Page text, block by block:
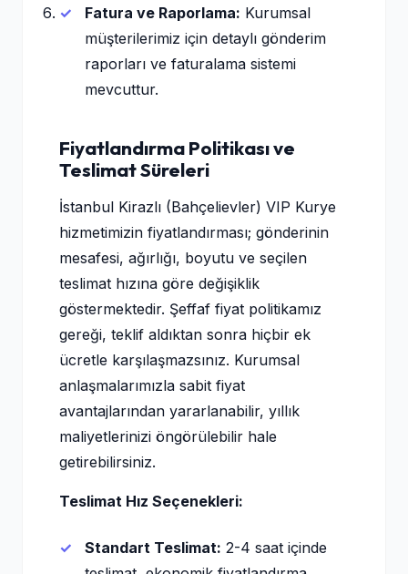
Fatura ve Raporlama: Kurumsal
müşterilerimiz için detaylı gönderim
raporları ve faturalama sistemi
mevcuttur.
Fiyatlandırma Politikası ve
Teslimat Süreleri
İstanbul Kirazlı (Bahçelievler) VIP Kurye
hizmetimizin fiyatlandırması; gönderinin
mesafesi, ağırlığı, boyutu ve seçilen
teslimat hızına göre değişiklik
göstermektedir. Şeffaf fiyat politikamız
gereği, teklif aldıktan sonra hiçbir ek
ücretle karşılaşmazsınız. Kurumsal
anlaşmalarımızla sabit fiyat
avantajlarından yararlanabilir, yıllık
maliyetlerinizi öngörülebilir hale
getirebilirsiniz.
Teslimat Hız Seçenekleri:
Standart Teslimat: 2-4 saat içinde